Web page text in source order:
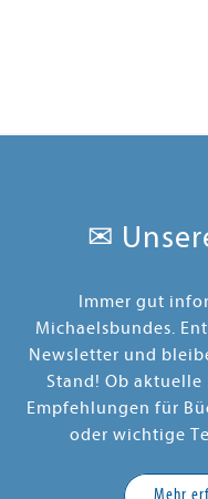
✉
Immer gut
Michaelsbundes.
Newsletter und
Stand! Ob
Empfehlungen für
oder wichtige
Mehr